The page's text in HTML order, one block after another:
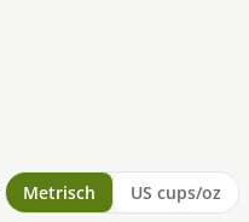
Metrisch US cups/oz